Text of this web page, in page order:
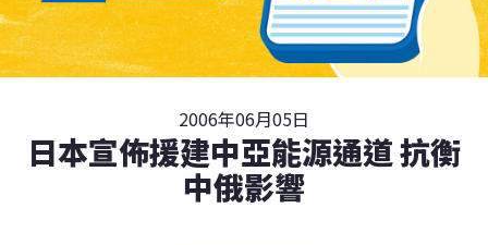
2006年06月05日
日本宣佈援建中亞能源通道 抗衡
中俄影響